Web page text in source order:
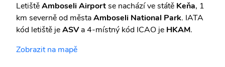
LetištěAmboseli Airportse nachází ve státě Keňa, 1
km severně od městaAmboseli National Park. IATA
kód letiště jeASVa 4-místný kód ICAO je HKAM.
Zobrazit na mapě